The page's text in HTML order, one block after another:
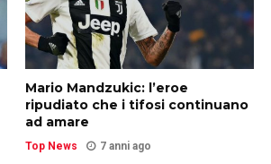
Mario Mandzukic: l’eroe
ripudiato che i tifosi continuano
ad amare
Top News 7 anni ago